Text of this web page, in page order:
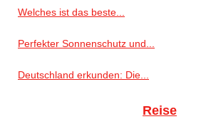
Welches ist das beste...
Perfekter Sonnenschutz und...
Deutschland erkunden: Die...
Reise